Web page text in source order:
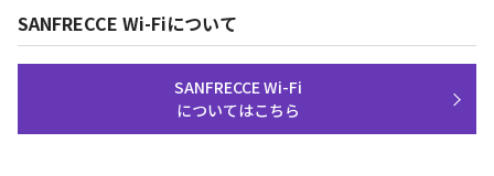
SANFRECCE Wi-Fiについて
SANFRECCE Wi-Fi
についてはこちら